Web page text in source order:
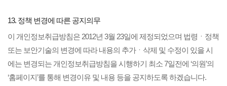
13. 정책 변경에 따른 공지의무
이 개인정보취급방침은 2012년 3월 23일에 제정되었으며 법령ㆍ정책
또는 보안기술의 변경에 따라 내용의 추가ㆍ삭제 및 수정이 있을 시
에는 변경되는 개인정보취급방침을 시행하기 최소 7일전에 ‘의원’의
‘홈페이지’를 통해 변경이유 및 내용 등을 공지하도록 하겠습니다.